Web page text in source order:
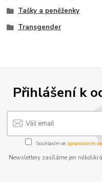
Tašky a peněženky
Transgender
Přihlášení k
Souhlasím se zpracováním
Newslettery zasíláme jen